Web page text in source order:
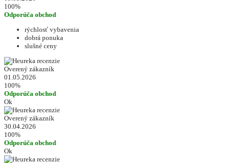
100%
Odporúča obchod
rýchlosť vybavenia
dobrá ponuka
slušné ceny
Overený zákazník
01.05.2026
100%
Odporúča obchod
Ok
Overený zákazník
30.04.2026
100%
Odporúča obchod
Ok